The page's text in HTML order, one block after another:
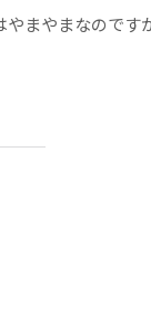
まやまなので